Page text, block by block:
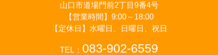
山口市道場門前2丁目9番4号
【営業時間】9:00～18:00
【定休日】水曜日、日曜日、祝日
TEL： 083-902-6559